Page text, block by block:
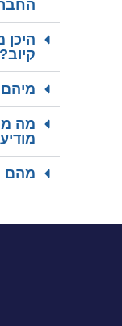
קיוב?
מה
מהם